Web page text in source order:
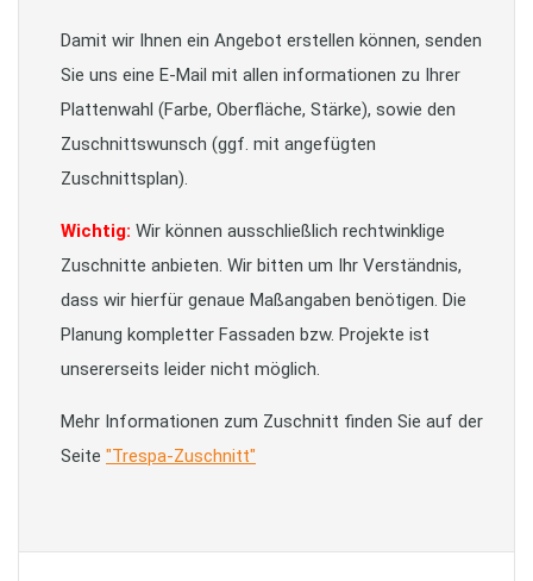
Damit wir Ihnen ein Angebot erstellen können, senden
Sie uns eine E-Mail mit allen informationen zu Ihrer
Plattenwahl (Farbe, Oberfläche, Stärke), sowie den
Zuschnittswunsch (ggf. mit angefügten
Zuschnittsplan).
Wichtig: Wir können ausschließlich rechtwinklige
Zuschnitte anbieten. Wir bitten um Ihr Verständnis,
dass wir hierfür genaue Maßangaben benötigen. Die
Planung kompletter Fassaden bzw. Projekte ist
unsererseits leider nicht möglich.
Mehr Informationen zum Zuschnitt finden Sie auf der
Seite "Trespa-Zuschnitt"